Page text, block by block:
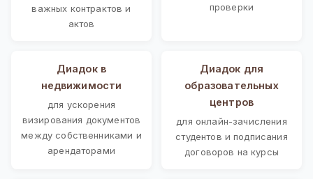
важных контрактов и
актов
проверки
Диадок в
недвижимости
для ускорения
визирования документов
между собственниками и
арендаторами
Диадок для
образовательных
центров
для онлайн-зачисления
студентов и подписания
договоров на курсы